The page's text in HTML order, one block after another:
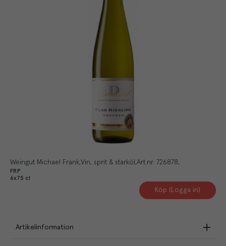
Weingut Michael Frank Vin, sprit & starköl Art.nr. 726878
FRP
6x75 cl
Köp (Logga in)
Artikelinformation